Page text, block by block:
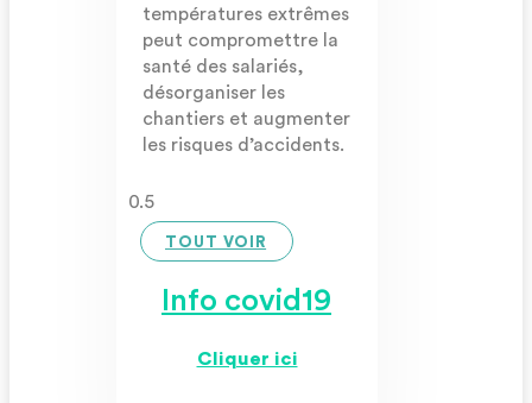
températures extrêmes
peut compromettre la
santé des salariés,
désorganiser les
chantiers et augmenter
les risques d’accidents.
TOUT VOIR
Info covid19
Cliquer ici